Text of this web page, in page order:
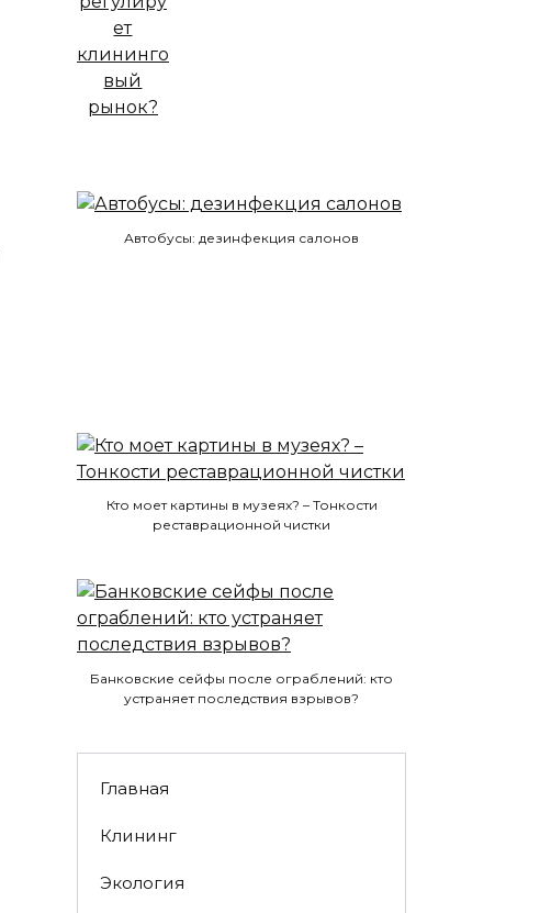
Автобусы: дезинфекция салонов
Кто моет картины в музеях? – Тонкости
реставрационной чистки
Банковские сейфы после ограблений: кто
устраняет последствия взрывов?
Главная
Клининг
Экология